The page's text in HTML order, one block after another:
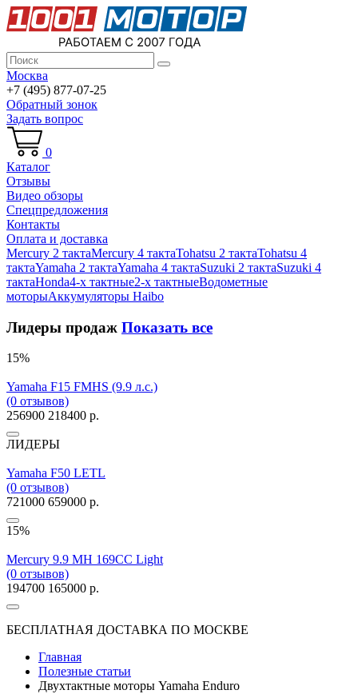
Москва
+7 (495) 877-07-25
Обратный зонок
Задать вопрос
0
Каталог
Отзывы
Видео обзоры
Спецпредложения
Контакты
Оплата и доставка
Mercury 2 тактаMercury 4 тактаTohatsu 2 тактаTohatsu 4
тактаYamaha 2 тактаYamaha 4 тактаSuzuki 2 тактаSuzuki 4
тактаHonda4-х тактные2-х тактныеВодометные
моторыАккумуляторы Haibo
Лидеры продаж Показать все
15%
Yamaha F15 FMHS (9.9 л.с.)
(0 отзывов)
256900 218400 р.
ЛИДЕРЫ
Yamaha F50 LETL
(0 отзывов)
721000 659000 р.
15%
Mercury 9.9 MH 169CC Light
(0 отзывов)
194700 165000 р.
БЕСПЛАТНАЯ ДОСТАВКА ПО МОСКВЕ
Главная
Полезные статьи
Двухтактные моторы Yamaha Enduro